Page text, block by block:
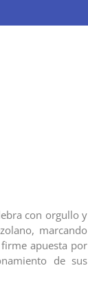
con orgullo y
marcando
apuesta por
de sus